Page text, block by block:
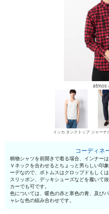
atmos
イッカ タンクトップ
コーディネ
柄物シャツを前開きで着る場合、インナー
Ｖネックを合わせるとちょっと男らしい印
ーデなので、ボトムスはクロップドもしく
スリッポン、デッキシューズなどを履いて
カーでも可です。
色については、暖色の赤と寒色の青、及び
ャレな色の組み合わせです。